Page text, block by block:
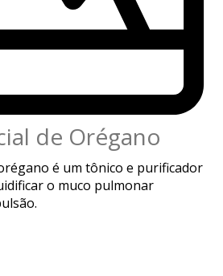
de Orégano
é um tônico e purificador
o muco pulmonar